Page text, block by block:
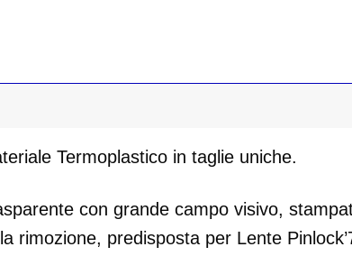
Termoplastico in taglie uniche.
con grande campo visivo,
rimozione, predisposta per Lente